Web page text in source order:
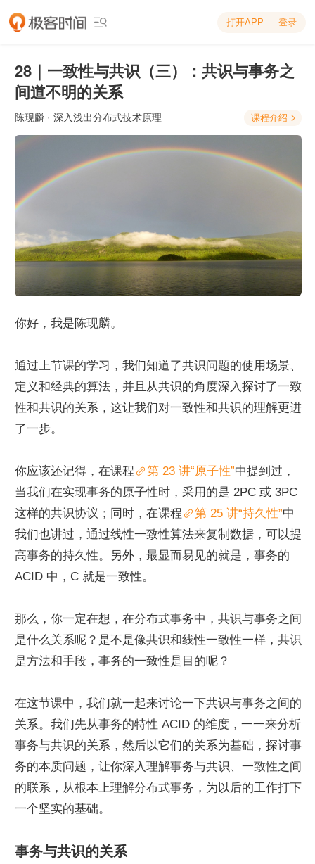
 打开APP 登录
28｜一致性与共识（三）：共识与事务之
间道不明的关系
陈现麟 · 深入浅出分布式技术原理 课程介绍 
你好，我是陈现麟。
通过上节课的学习，我们知道了共识问题的使用场景、
定义和经典的算法，并且从共识的角度深入探讨了一致
性和共识的关系，这让我们对一致性和共识的理解更进
了一步。
你应该还记得，在课程 第 23 讲“原子性”中提到过，
当我们在实现事务的原子性时，采用的是 2PC 或 3PC
这样的共识协议；同时，在课程
第 25 讲“持久性”中
我们也讲过，通过线性一致性算法来复制数据，可以提
高事务的持久性。另外，最显而易见的就是，事务的
ACID 中，C 就是一致性。
那么，你一定在想，在分布式事务中，共识与事务之间
是什么关系呢？是不是像共识和线性一致性一样，共识
是方法和手段，事务的一致性是目的呢？
在这节课中，我们就一起来讨论一下共识与事务之间的
关系。我们先从事务的特性 ACID 的维度，一一来分析
事务与共识的关系，然后以它们的关系为基础，探讨事
务的本质问题，让你深入理解事务与共识、一致性之间
的联系，从根本上理解分布式事务，为以后的工作打下
一个坚实的基础。
事务与共识的关系